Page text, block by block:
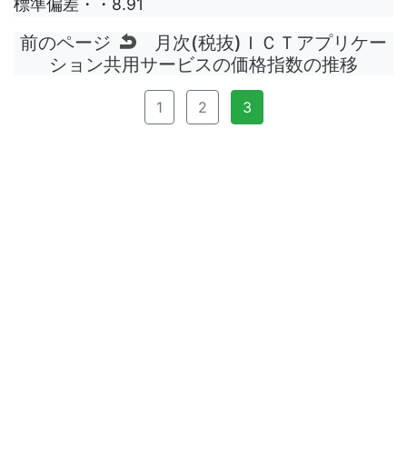
標準偏差・・8.91
前のページ
月次(税抜)ＩＣＴアプリケー
ション共用サービスの価格指数の推移
1 2 3